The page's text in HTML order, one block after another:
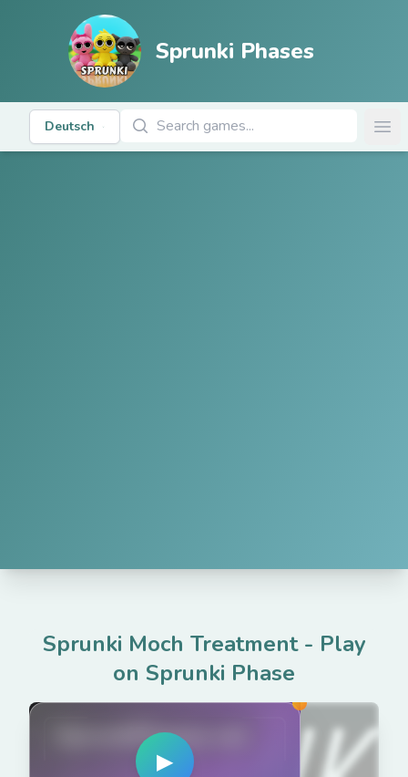
Sprunki Phases
Deutsch
Spiele suchen
Sprunki Moch Treatment- Play
on Sprunki Phase
SprunkiPhases.net
▶